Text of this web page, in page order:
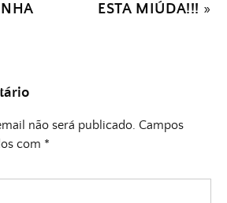
ESTA MIÚDA!!! »
não será publicado. Campos
com *